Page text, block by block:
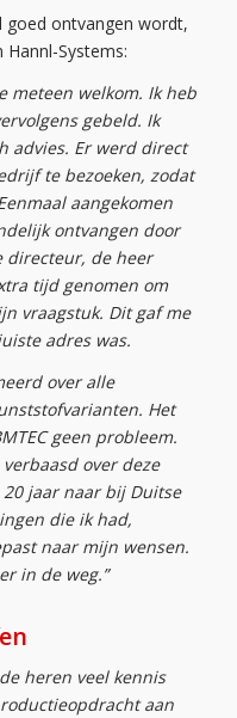
goed ontvangen wordt,
Systems:
meteen welkom. Ik heb
gebeld. Ik
advies. Er werd direct
te bezoeken, zodat
aangekomen
ontvangen door
directeur, de heer
tijd genomen om
vraagstuk. Dit gaf me
adres was.
over alle
Het
geen probleem.
over deze
jaar naar bij Duitse
die ik had,
naar mijn wensen.
in de weg.”
heren veel kennis
aan